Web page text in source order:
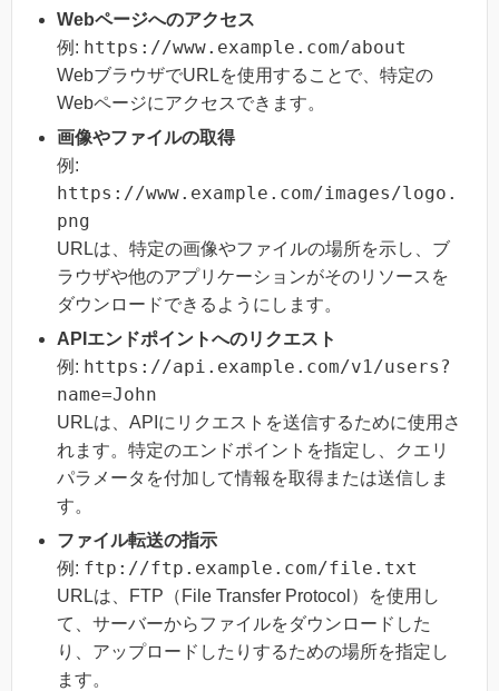
Webページへのアクセス
例: https://www.example.com/about
WebブラウザでURLを使用することで、特定の
Webページにアクセスできます。
画像やファイルの取得
例:
https://www.example.com/images/logo.
png
URLは、特定の画像やファイルの場所を示し、ブ
ラウザや他のアプリケーションがそのリソースを
ダウンロードできるようにします。
APIエンドポイントへのリクエスト
例: https://api.example.com/v1/users?
name=John
URLは、APIにリクエストを送信するために使用さ
れます。特定のエンドポイントを指定し、クエリ
パラメータを付加して情報を取得または送信しま
す。
ファイル転送の指示
例: ftp://ftp.example.com/file.txt
URLは、FTP（File Transfer Protocol）を使用し
て、サーバーからファイルをダウンロードした
り、アップロードしたりするための場所を指定し
ます。